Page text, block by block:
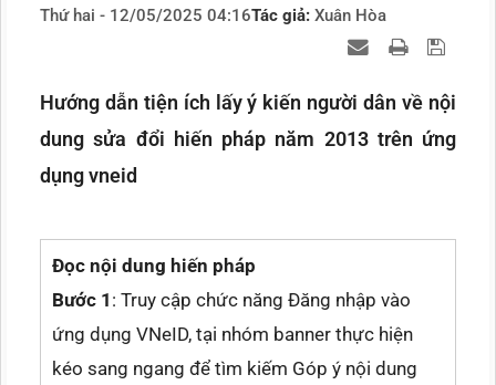
Thứ hai - 12/05/2025 04:16Tác giả: Xuân Hòa
Hướng dẫn tiện ích lấy ý kiến người dân về nội
dung sửa đổi hiến pháp năm 2013 trên ứng
dụng vneid
Đọc nội dung hiến pháp
Bước 1 : Truy cập chức năng Đăng nhập vào
ứng dụng VNeID, tại nhóm banner thực hiện
kéo sang ngang để tìm kiếm Góp ý nội dung